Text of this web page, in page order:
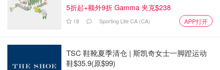
5折起+额外9折 Gamma 夹克$238
18 Sporting Life CA (CA) APP打开
TSC 鞋靴夏季清仓 | 斯凯奇女士一脚蹬运动
鞋$35.9(原$99)